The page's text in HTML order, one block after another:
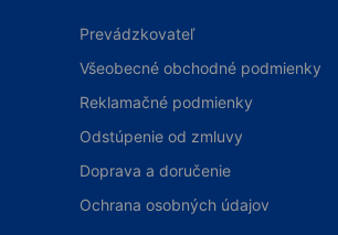
Prevádzkovateľ
Všeobecné obchodné podmienky
Reklamačné podmienky
Odstúpenie od zmluvy
Doprava a doručenie
Ochrana osobných údajov